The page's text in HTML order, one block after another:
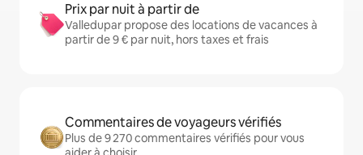
Prix par nuit à partir de
Valledupar propose des locations de vacances à
partir de 9 € par nuit, hors taxes et frais
Commentaires de voyageurs vérifiés
Plus de 9 270 commentaires vérifiés pour vous